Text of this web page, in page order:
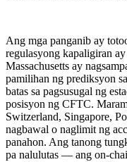
Ang mga panganib ay
regulasyong kapaligiran
Massachusetts ay
pamilihan ng prediksyon
batas sa pagsusugal ng
posisyon ng CFTC.
Switzerland, Singapore,
nagbawal o naglimit ng
panahon. Ang tanong
pa nalulutas — ang on-